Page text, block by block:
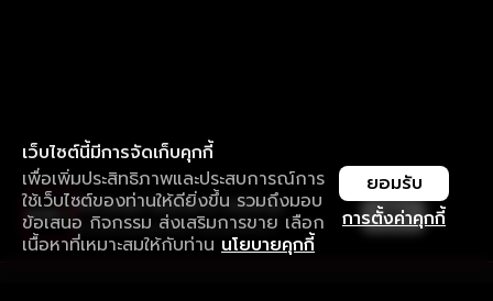
เว็บไซต์นี้มีการจัดเก็บคุกกี้
เพื่อเพิ่มประสิทธิภาพและประสบการณ์การ
ใช้เว็บไซต์ของท่านให้ดียิ่งขึ้น รวมถึงมอบ
ข้อเสนอ กิจกรรม ส่งเสริมการขาย เลือก
เนื้อหาที่เหมาะสมให้กับท่าน นโยบายคุกกี้
การตั้งค่าคุกกี้
ยอมรับ
ใช้งานแอป ลื่นไหลกว่า ไม่มีสะดุด
ดาวน์โหลดแอปเพื่อการรับชมที่ดีกว่า เปิด